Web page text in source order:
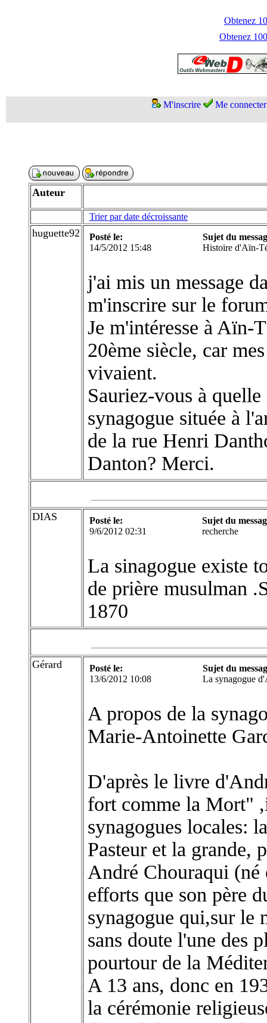
Obtenez
Obtenez
M'inscrire Me connecter
Auteur
Trier par date décroissante
huguette92
Posté le:
14/5/2012 15:48
Sujet du
Histoire d'Aïn-
j'ai mis un message
m'inscrire sur le
Je m'intéresse à Aïn-
20ème siècle, car
vivaient.
Sauriez-vous à
synagogue située à
de la rue Henri
Danton? Merci.
DIAS
Posté le:
9/6/2012 02:31
Sujet du
recherche
La sinagogue existe
de prière musulman
1870
Gérard
Posté le:
13/6/2012 10:08
Sujet du
La synagogue
A propos de la
Marie-Antoinette
D'après le livre
fort comme la Mort"
synagogues locales:
Pasteur et la grande,
André Chouraqui (né
efforts que son père
synagogue qui,sur le
sans doute l'une des
pourtour de la
A 13 ans, donc en
la cérémonie